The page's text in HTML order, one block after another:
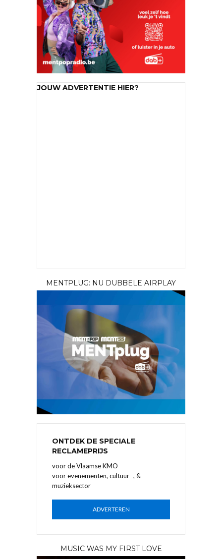
JOUW ADVERTENTIE HIER?
MENTPLUG: NU DUBBELE AIRPLAY
ONTDEK DE SPECIALE
RECLAMEPRIJS
voor de Vlaamse KMO
voor evenementen, cultuur- , &
muzieksector
ADVERTEREN
MUSIC WAS MY FIRST LOVE